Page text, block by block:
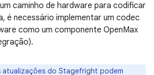
caminho de hardware para codificar
é necessário implementar um codec
como um componente OpenMax
atualizações do Stagefright podem